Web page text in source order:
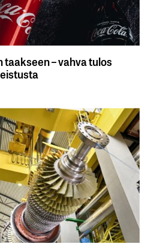
taakseen – vahva tulos